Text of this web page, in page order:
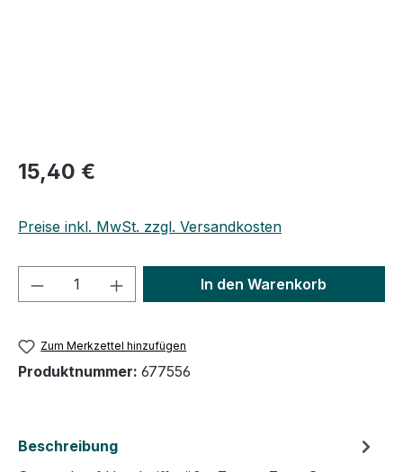
Regulärer Preis:
15,40 €
Preise inkl. MwSt. zzgl. Versandkosten
Produkt Anzahl: Gib denIn den Warenkorb
Zum Merkzettel hinzufügen
Produktnummer: 677556
Beschreibung